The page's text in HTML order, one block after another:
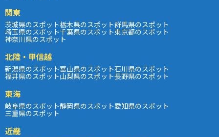
関東
茨城県のスポット栃木県のスポット群馬県のスポット
埼玉県のスポット千葉県のスポット東京都のスポット
神奈川県のスポット
北陸・甲信越
新潟県のスポット富山県のスポット石川県のスポット
福井県のスポット山梨県のスポット長野県のスポット
東海
岐阜県のスポット静岡県のスポット愛知県のスポット
三重県のスポット
近畿